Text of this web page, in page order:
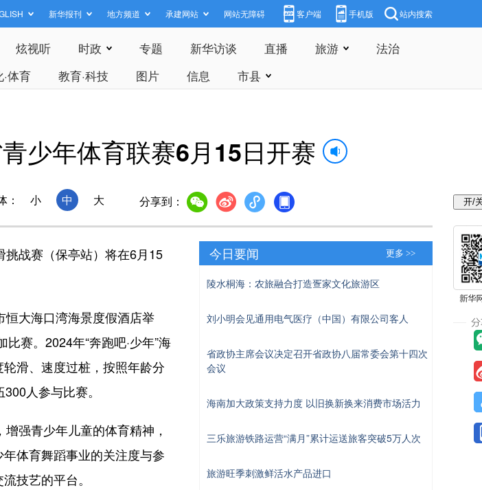
新华报刊 地方频道 承建网站 网站无障碍 客户端 手机版 站内搜索
炫视听 时政 专题 新华访谈 直播 旅游
法治
体育 教育·科技 图片 信息 市县
少年体育联赛6月15日开赛
： 小 中 大 分享到：
战赛（保亭站）将在6月15
大海口湾海景度假酒店举
赛。2024年“奔跑吧·少年”海
滑、速度过桩，按照年龄分
人参与比赛。
强青少年儿童的体育精神，
体育舞蹈事业的关注度与参
技艺的平台。
今日要闻 更多 >>
陵水桐海：农旅融合打造疍家文化旅游区
刘小明会见通用电气医疗（中国）有限公司客人
省政协主席会议决定召开省政协八届常委会第十四次
会议
海南加大政策支持力度 以旧换新换来消费市场活力
三乐旅游铁路运营“满月”累计运送旅客突破5万人次
旅游旺季刺激鲜活水产品进口